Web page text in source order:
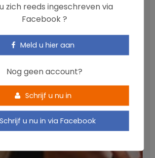
gunstig voor de cardiometabole
NICOLAS GUGGENBÜHL
zich reeds ingeschreven via
Facebook ?
Meld u hier aan
Nog geen account?
Schrijf u nu in
Schrijf u nu in via Facebook